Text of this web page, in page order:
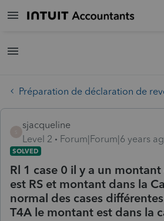
Préparation de déclaration de
sjacqueline
Level 2
Forum|Forum|6 years
SOLVED
Rl 1 case 0 il y a un
est RS et montant dans la
normal des cases
T4A le montant est dans la